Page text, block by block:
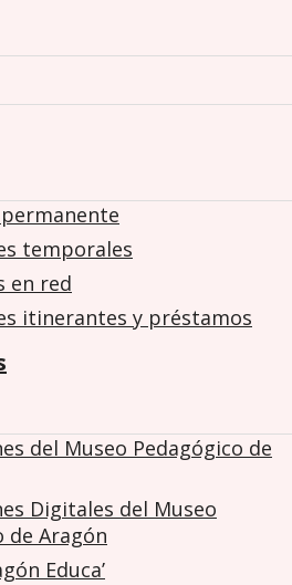
temporales
en red
itinerantes y préstamos
del Museo Pedagógico de
Digitales del Museo
de Aragón
Educa’